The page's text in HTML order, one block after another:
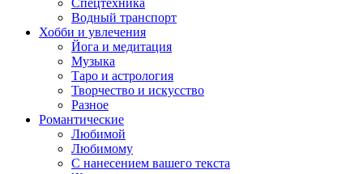
Водный транспорт
Хобби и увлечения
Йога и медитация
Музыка
Таро и астрология
Творчество и искусство
Разное
Романтические
Любимой
Любимому
С нанесением вашего текста